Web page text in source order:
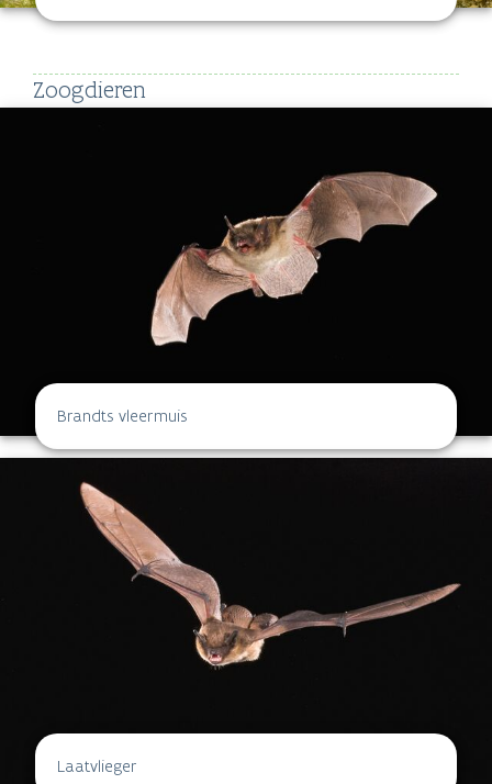
Zoogdieren
Brandts vleermuis
Laatvlieger